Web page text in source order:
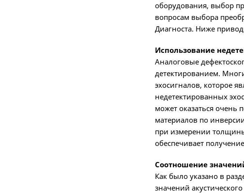
оборудования, выбор
вопросам выбора
Диагноста. Ниже
Использование
Аналоговые
детектированием.
эхосигналов, которое
недетектированных
может оказаться очень
материалов по
при измерении
обеспечивает
Соотношение
Как было указано в
значений